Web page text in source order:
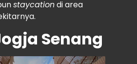
staycationdi area
Senang